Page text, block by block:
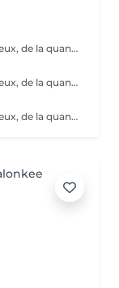
Le tarif final peut varier selon le type de cheveux, de la quantité de produit utilisée et de la création finalement réalisée. Un grand merci d'avance pour votre compréhension Au plaisir de vous revoir très vite ;)
Le tarif final peut varier selon le type de cheveux, de la quantité de produit utilisée et de la création finalement réalisée.
Le tarif final peut varier selon le type de cheveux, de la quantité de produit utilisée et de la création finalement réalisée.